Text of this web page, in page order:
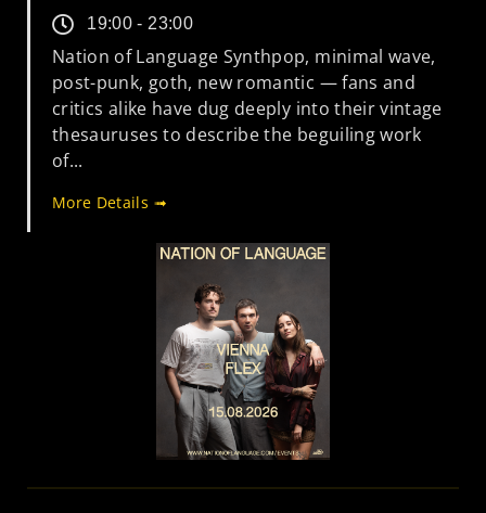
19:00 - 23:00
Nation of Language Synthpop, minimal wave,
post-punk, goth, new romantic — fans and
critics alike have dug deeply into their vintage
thesauruses to describe the beguiling work
of...
More Details ➟